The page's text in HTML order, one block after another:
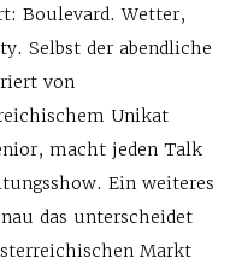
Boulevard. Wetter,
Selbst der abendliche
von
Unikat
macht jeden Talk
Ein weiteres
das unterscheidet
Markt